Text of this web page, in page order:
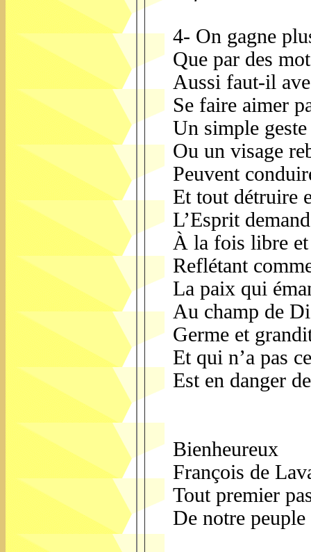
4- On gagne
Que par des
Aussi faut-il
Se faire aimer
Un simple
Ou un visage
Peuvent
Et tout détruire
L’Esprit
À la fois libre
Reflétant
La paix qui
Au champ de
Germe et
Et qui n’a pas
Est en danger
Bienheureux
François de
Tout premier
De notre